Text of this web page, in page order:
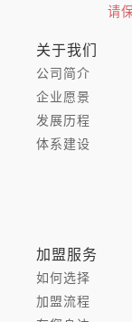
请
关于我们
公司简介
企业愿景
发展历程
体系建设
加盟服务
如何选择
加盟流程